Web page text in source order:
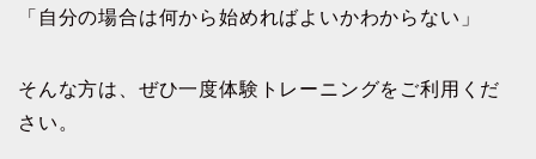
「自分の場合は何から始めればよいかわからない」
そんな方は、ぜひ一度体験トレーニングをご利用くだ
さい。